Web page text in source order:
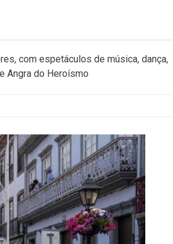
com espetáculos de música, dança,
Angra do Heroísmo